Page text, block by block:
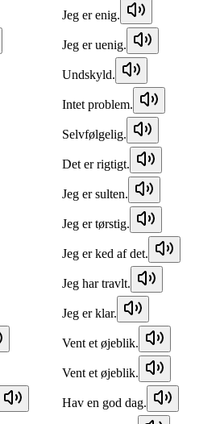
Jeg er enig.
Jeg er uenig.
Undskyld.
Intet problem.
Selvfølgelig.
Det er rigtigt.
Jeg er sulten.
Jeg er tørstig.
Jeg er ked af det.
Jeg har travlt.
Jeg er klar.
Vent et øjeblik.
Vent et øjeblik.
Hav en god dag.